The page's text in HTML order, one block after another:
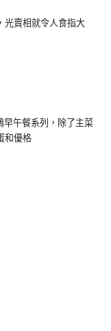
光賣相就令人食指大
午餐系列，除了主菜
和優格